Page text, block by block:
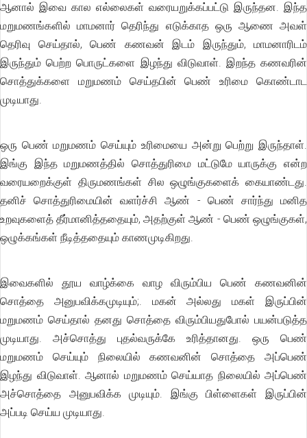
ஆனால் இவை கால எல்லைகள் வரையறுக்கப்பட்டு இருந்தன. இந்த
மறுமணங்களில் மாமனார் தெரிந்து எடுக்காத ஒரு ஆணை அவள்
தெரிவு செய்தால், பெண் கணவன் இடம் இருந்தும், மாமனாரிடம்
இருந்தும் பெற்ற பொருட்களை இழந்து விடுவாள். இறந்த கணவரின்
சொத்துக்களை மறுமணம் செய்தபின் பெண் உரிமை கொண்டாட
முடியாது.
ஒரு பெண் மறுமணம் செய்யும் உரிமையை அன்று பெற்று இருந்தாள்.
இங்கு இந்த மறுமணத்தில் சொத்துரிமை மட்டுமே யாருக்கு என்ற
வரையறைக்குள் திருமணங்கள் சில ஒழுங்குகளைக் கையாண்டது.
தனிச் சொத்துரிமையின் வளர்ச்சி ஆண் - பெண் சார்ந்து மனித
உறவுகளைத் தீர்மானித்ததையும், அதற்குள் ஆண் - பெண் ஒழுங்குகள்,
ஒழுக்கங்கள் நீடித்ததையும் காணமுடிகிறது.
இவைகளில் தூய வாழ்க்கை வாழ விரும்பிய பெண் கணவனின்
சொத்தை அனுபவிக்கமுடியும்;. மகன் அல்லது மகள் இருப்பின்
மறுமணம் செய்தால் தனது சொத்தை விரும்பியதுபோல் பயன்படுத்த
முடியாது. அச்சொத்து புதல்வருக்கே உரித்தானது. ஒரு பெண்
மறுமணம் செய்யும் நிலையில் கணவனின் சொத்தை அப்பெண்
இழந்து விடுவாள். ஆனால் மறுமணம் செய்யாத நிலையில் அப்பெண்
அச்சொத்தை அனுபவிக்க முடியும். இங்கு பிள்ளைகள் இருப்பின்
அப்படி செய்ய முடியாது.